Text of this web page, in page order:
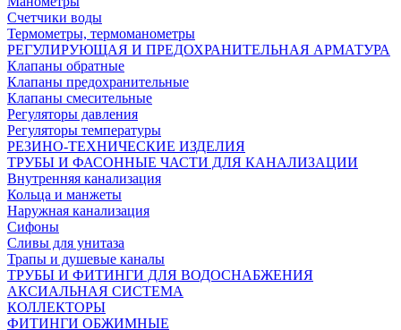
Счетчики воды
Термометры, термоманометры
РЕГУЛИРУЮЩАЯ И ПРЕДОХРАНИТЕЛЬНАЯ АРМАТУРА
Клапаны обратные
Клапаны предохранительные
Клапаны смесительные
Регуляторы давления
Регуляторы температуры
РЕЗИНО-ТЕХНИЧЕСКИЕ ИЗДЕЛИЯ
ТРУБЫ И ФАСОННЫЕ ЧАСТИ ДЛЯ КАНАЛИЗАЦИИ
Внутренняя канализация
Кольца и манжеты
Наружная канализация
Сифоны
Сливы для унитаза
Трапы и душевые каналы
ТРУБЫ И ФИТИНГИ ДЛЯ ВОДОСНАБЖЕНИЯ
АКСИАЛЬНАЯ СИСТЕМА
КОЛЛЕКТОРЫ
ФИТИНГИ ОБЖИМНЫЕ